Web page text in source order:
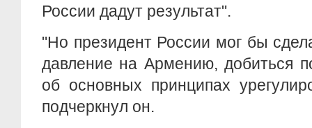
России дадут результат".
"Но президент России мог бы
давление на Армению, добиться
об основных принципах
подчеркнул он.